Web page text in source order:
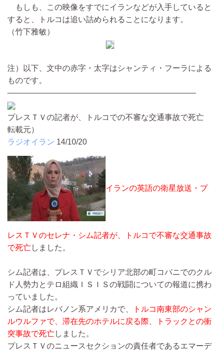
もしも、この映像をすでにイランなどが入手していると
すると、トルコは追い詰められることになります。
（竹下雅敏）
注）以下、文中の赤字・太字はシャンティ・フーラによる
ものです。
――――――――――――――――――――――――
プレスＴＶの記者が、トルコでの不審な交通事故で死亡
転載元）
ラジオイラン 14/10/20
イランの英語の衛星放送・プ
レスＴＶのセレナ・シム記者が、トルコで不審な交通事故
で死亡しました。
シム記者は、プレスＴＶでシリア北部の町コバニでのクル
ド人勢力とテロ組織ＩＳＩＳの戦闘についての報道に携わ
っていました。
シム記者はレバノン系アメリカで、
トルコ南東部のシャン
ルウルファで、滞在先のホテルに戻る際、トラックとの衝
突事故で死亡しました。
プレスＴＶのニュースセクションの責任者であるエマーデ